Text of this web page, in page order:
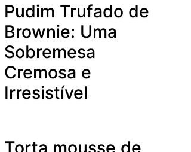
Pudim Trufado de
Brownie: Uma
Sobremesa
Cremosa e
Irresistível
Torta mousse de